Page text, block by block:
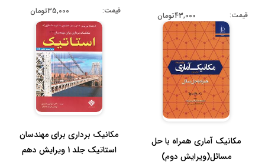
قیمت: 43,000تومان قیمت: 35,000تومان
مکانیک آماری همراه با حل
مسائل(ویرایش دوم)
مکانیک برداری برای مهندسان
استاتیک جلد 1 ویرایش دهم